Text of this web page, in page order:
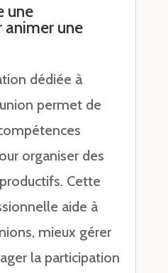
une
une
dédiée à
permet de
organiser des
Cette
aide à
mieux gérer
la participation